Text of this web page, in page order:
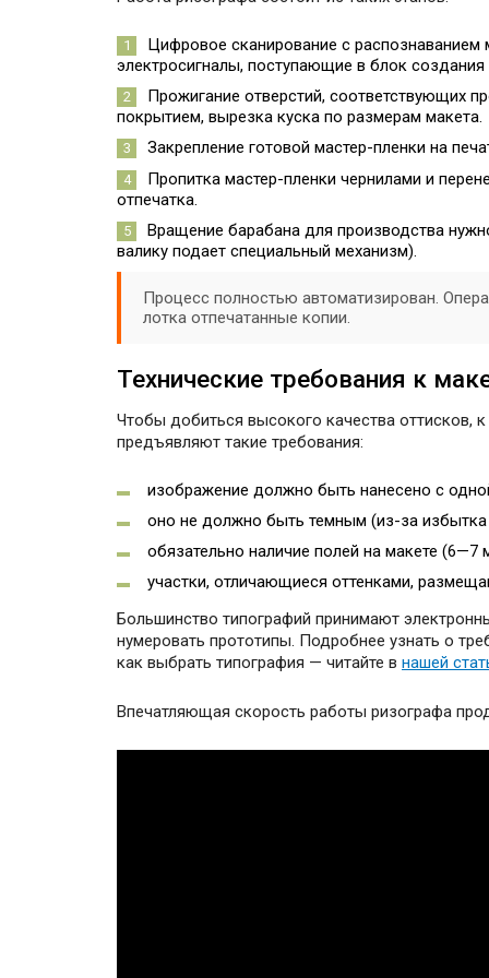
Цифровое сканирование с
электросигналы, поступающие в блок создания
Прожигание отверстий, соответствующих
покрытием, вырезка куска по размерам макета.
Закрепление готовой мастер-пленки на
Пропитка мастер-пленки чернилами и
отпечатка.
Вращение барабана для производства
валику подает специальный механизм).
Процесс полностью автоматизирован.
лотка отпечатанные копии.
Технические требования к
Чтобы добиться высокого качества оттисков,
предъявляют такие требования:
изображение должно быть нанесено с
оно не должно быть темным (из-за избытка
обязательно наличие полей на макете (6—7
участки, отличающиеся оттенками,
Большинство типографий принимают
нумеровать прототипы. Подробнее узнать о
как выбрать типография — читайте в нашей
Впечатляющая скорость работы ризографа